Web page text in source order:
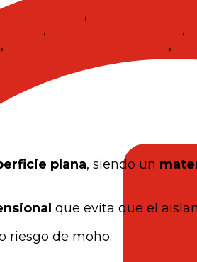
tabiques ,
, ,
, ,
plana, siendo un
que evita que el
riesgo de moho.